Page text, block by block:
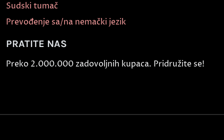
Sudski tumač
Prevođenje sa/na nemački jezik
PRATITE NAS
Preko 2.000.000 zadovoljnih kupaca. Pridružite se!